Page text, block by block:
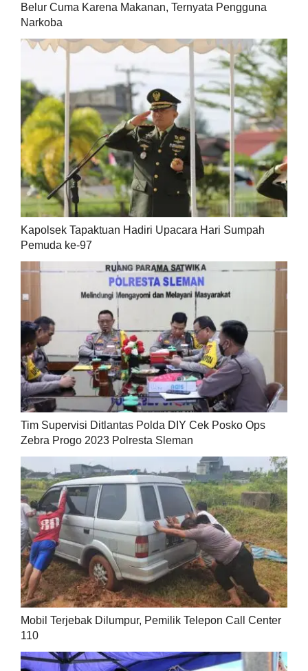
Belur Cuma Karena Makanan, Ternyata Pengguna
Narkoba
Kapolsek Tapaktuan Hadiri Upacara Hari Sumpah
Pemuda ke-97
Tim Supervisi Ditlantas Polda DIY Cek Posko Ops
Zebra Progo 2023 Polresta Sleman
Mobil Terjebak Dilumpur, Pemilik Telepon Call Center
110